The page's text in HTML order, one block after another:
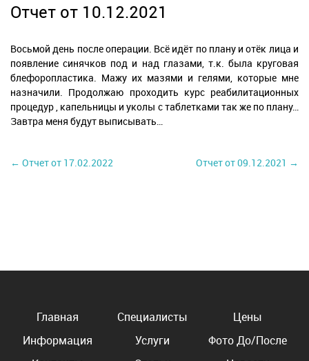
Отчет от 10.12.2021
Восьмой день после операции. Всё идёт по плану и отёк лица и
появление синячков под и над глазами, т.к. была круговая
блефоропластика. Мажу их мазями и гелями, которые мне
назначили. Продолжаю проходить курс реабилитационных
процедур , капельницы и уколы с таблетками так же по плану…
Завтра меня будут выписывать…
← Отчет от 17.02.2022 Отчет от 09.12.2021 →
Главная Специалисты
Цены
Информация
Услуги
Фото До/После